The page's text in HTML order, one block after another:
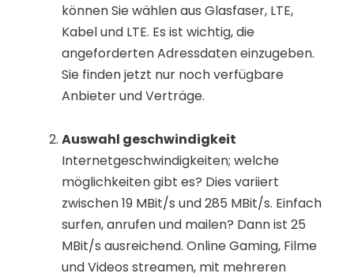
können Sie wählen aus Glasfaser, LTE,
Kabel und LTE. Es ist wichtig, die
angeforderten Adressdaten einzugeben.
Sie finden jetzt nur noch verfügbare
Anbieter und Verträge.
Auswahl geschwindigkeit
Internetgeschwindigkeiten; welche
möglichkeiten gibt es? Dies variiert
zwischen 19 MBit/s und 285 MBit/s. Einfach
surfen, anrufen und mailen? Dann ist 25
MBit/s ausreichend. Online Gaming, Filme
und Videos streamen, mit mehreren